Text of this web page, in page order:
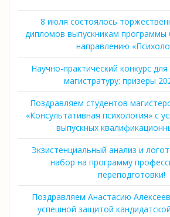
8 июля состоялось
дипломов выпускникам программы
направлению
Научно-практический конкурс
магистратуру: призеры
Поздравляем студентов
«Консультативная психология» с
выпускных
Экзистенциальный анализ и
набор на программу
переподготовки!
Поздравляем Анастасию
успешной защитой